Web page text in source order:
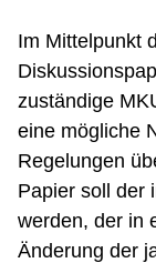
Im Mittelpunkt
zuständige
eine mögliche
Regelungen
Papier soll der
werden, der in
Änderung der